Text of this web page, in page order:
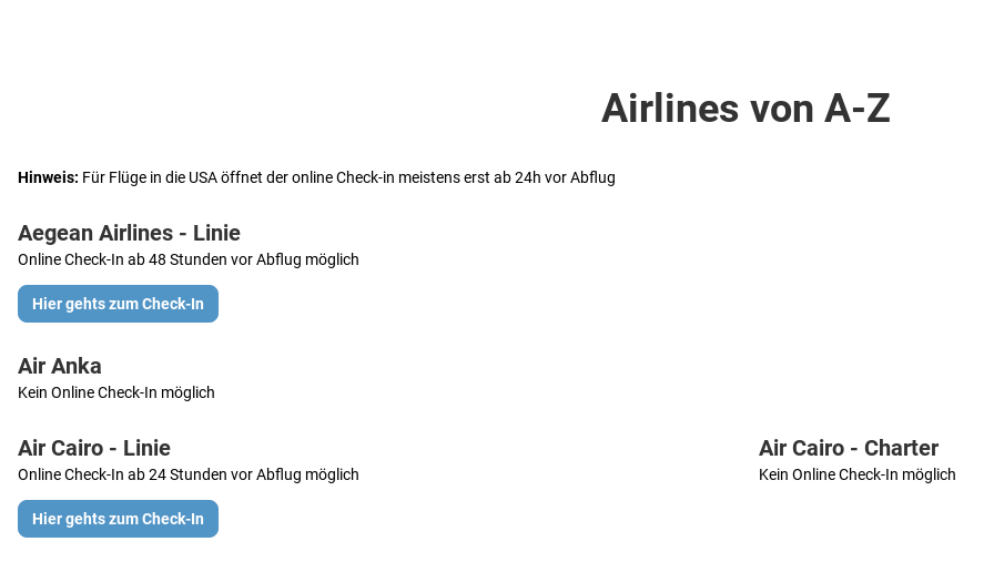
Airlines von A-Z
Hinweis: Für Flüge in die USA öffnet der online Check-in meistens erst ab 24h vor Abflug
Aegean Airlines - Linie
Online Check-In ab 48 Stunden vor Abflug möglich
Hier gehts zum Check-In
Air Anka
Kein Online Check-In möglich
Air Cairo - Linie
Online Check-In ab 24 Stunden vor Abflug möglich
Hier gehts zum Check-In
Air Cairo - Charter
Kein Online Check-In möglich